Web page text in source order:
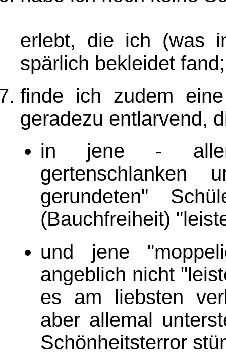
erlebt, die ich (was
spärlich bekleidet fand;
finde ich zudem
geradezu entlarvend,
in jene -
gertenschlanken
gerundeten"
(Bauchfreiheit)
und jene
angeblich nicht
es am liebsten
aber allemal
Schönheitsterror